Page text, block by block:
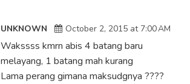
UNKNOWN October 2, 2015 at 7:00 AM
Wakssss kmrn abis 4 batang baru
melayang, 1 batang mah kurang
Lama perang gimana maksudgnya ????